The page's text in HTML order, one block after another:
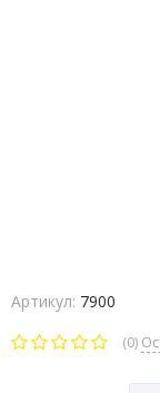
Артикул: 7900
(0)